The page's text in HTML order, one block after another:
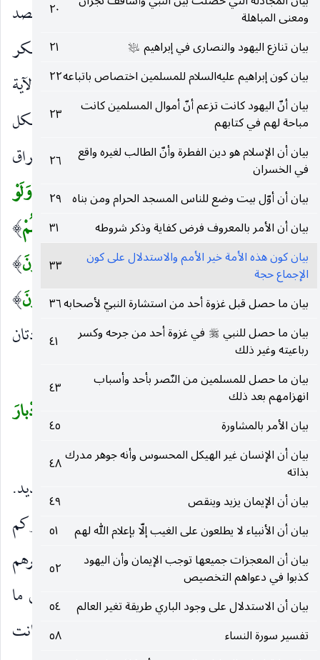
ومعنى المباهلة
٢٠
بيان تنازع اليهود والنصارى في إبراهيم عليه‌السلام
٢١
بيان كون إبراهيم عليه‌السلام للمسلمين اختصاص باتباعه٢٢
بيان أنّ اليهود كانت تزعم أنّ أموال المسلمين كانت
مباحة لهم في كتابهم
٢٣
بيان أن الإسلام هو دين الفطرة وأنّ الطالب لغيره واقع
في الخسران
٢٦
بيان أن أوّل بيت وضع للناس المسجد الحرام ومن بناه ٢٩
بيان أن الأمر بالمعروف فرض كفاية وذكر شروطه
٣١
بيان كون هذه الأمة خير الأمم والاستدلال على كون
الإجماع حجة
٣٣
بيان ما حصل قبل غزوة أحد من استشارة النبيّ لأصحابه٣٦
بيان ما حصل للنبي صلى‌الله‌عليه‌وسلم في غزوة أحد من جرحه وكسر
رباعيته وغير ذلك
٤١
بيان ما حصل للمسلمين من النّصر بأحد وأسباب
انهزامهم بعد ذلك
٤٣
بيان الأمر بالمشاورة
٤٥
بيان أن الإنسان غير الهيكل المحسوس وأنه جوهر مدرك
بذاته
٤٨
بيان أن الإيمان يزيد وينقص
٤٩
بيان أن الأنبياء لا يطلعون على الغيب إلّا بإعلام الله لهم
٥١
بيان أن المعجزات جميعها توجب الإيمان وأن اليهود
كذبوا في دعواهم التخصيص
٥٢
بيان أن الاستدلال على وجود الباري طريقة تغير العالم
٥٤
تفسير سورة النساء
٥٨
أمر أن يؤمن به ، وإنما أخره وحقه أن يقدم لأنه قصد
بذكره الدلالة على أنهم أمروا بالمعروف ونهوا عن المنكر
إيمانا بالله وتصديقا به وإظهارا لدينه ، واستدل بهذه الآية
على إن الإجماع حجة لأنها تقتضي كونهم آمرين بكل
معروف وناهين عن كل منكر ، إذ اللام فيهما للاستغراق
فلو أجمعوا على باطل كان أمرهم على خلاف ذلك.
(وَلَوْ
آمَنَ أَهْلُ الْكِتابِ)إيمانا كما ينبغي(لَكانَ خَيْراً لَهُمْ)
لكان الإيمان خيرا لهم مما هم عليه.(مِنْهُمُ الْمُؤْمِنُونَ)
كعبد الله بن سلام وأصحابه.(وَأَكْثَرُهُمُ الْفاسِقُونَ)
المتمردون في الكفر ، وهذه الجملة والتي بعدها واردتان
على سبيل الاستطراد.
لَنْ يَضُرُّوكُمْ إِلاَّ أَذىً وَإِنْ يُقاتِلُوكُمْ يُوَلُّوكُمُ الْأَدْبارَ
ثُمَّ لا يُنْصَرُونَ) (١١١)
لَنْ يَضُرُّوكُمْ إِلَّا أَذىً ضررا يسيرا كطعن وتهديد.
(وَإِنْ يُقاتِلُوكُمْ يُوَلُّوكُمُ الْأَدْبارَ)ينهزموا ولا يضروكم
بقتل وأسر.(ثُمَّ لا يُنْصَرُونَ)ثم لا يكون أحد ينصرهم
عليكم أو يدفع بأسكم عنهم ، نفي إضرارهم سوى ما
يكون بقول وقرر ذلك بأنهم لو قاموا إلى القتال كانت